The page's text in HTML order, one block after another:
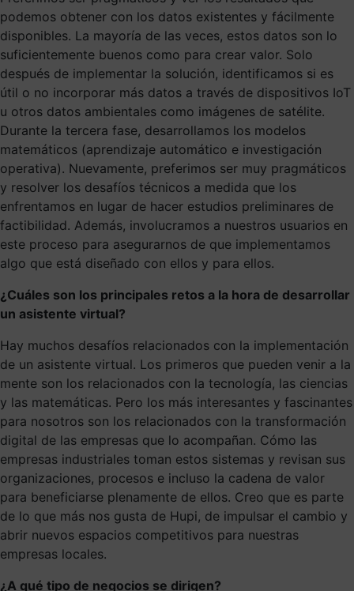
podemos obtener con los datos existentes y fácilmente
disponibles. La mayoría de las veces, estos datos son lo
suficientemente buenos como para crear valor. Solo
después de implementar la solución, identificamos si es
útil o no incorporar más datos a través de dispositivos IoT
u otros datos ambientales como imágenes de satélite.
Durante la tercera fase, desarrollamos los modelos
matemáticos (aprendizaje automático e investigación
operativa). Nuevamente, preferimos ser muy pragmáticos
y resolver los desafíos técnicos a medida que los
enfrentamos en lugar de hacer estudios preliminares de
factibilidad. Además, involucramos a nuestros usuarios en
este proceso para asegurarnos de que implementamos
algo que está diseñado con ellos y para ellos.
¿Cuáles son los principales retos a la hora de desarrollar
un asistente virtual?
Hay muchos desafíos relacionados con la implementación
de un asistente virtual. Los primeros que pueden venir a la
mente son los relacionados con la tecnología, las ciencias
y las matemáticas. Pero los más interesantes y fascinantes
para nosotros son los relacionados con la transformación
digital de las empresas que lo acompañan. Cómo las
empresas industriales toman estos sistemas y revisan sus
organizaciones, procesos e incluso la cadena de valor
para beneficiarse plenamente de ellos. Creo que es parte
de lo que más nos gusta de Hupi, de impulsar el cambio y
abrir nuevos espacios competitivos para nuestras
empresas locales.
¿A qué tipo de negocios se dirigen?